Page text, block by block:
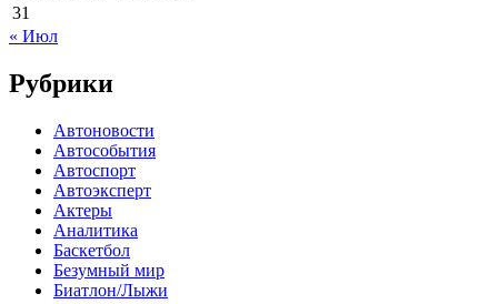
31
« Июл
Рубрики
Автоновости
Автособытия
Автоспорт
Автоэксперт
Актеры
Аналитика
Баскетбол
Безумный мир
Биатлон/Лыжи